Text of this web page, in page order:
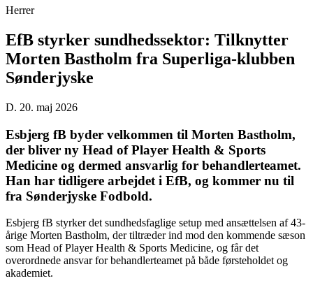
Herrer
EfB styrker sundhedssektor: Tilknytter
Morten Bastholm fra Superliga-klubben
Sønderjyske
D. 20. maj 2026
Esbjerg fB byder velkommen til Morten Bastholm,
der bliver ny Head of Player Health & Sports
Medicine og dermed ansvarlig for behandlerteamet.
Han har tidligere arbejdet i EfB, og kommer nu til
fra Sønderjyske Fodbold.
Esbjerg fB styrker det sundhedsfaglige setup med ansættelsen af 43-
årige Morten Bastholm, der tiltræder ind mod den kommende sæson
som Head of Player Health & Sports Medicine, og får det
overordnede ansvar for behandlerteamet på både førsteholdet og
akademiet.